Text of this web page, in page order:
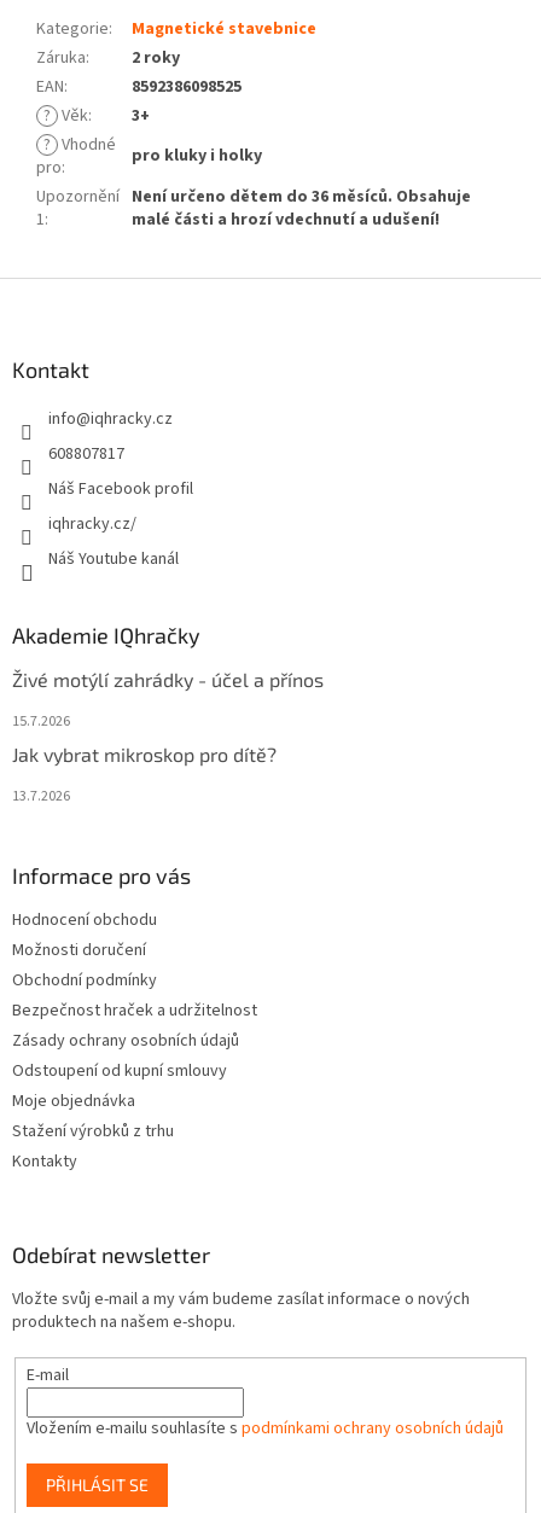
Kategorie:
Magnetické stavebnice
Záruka:
2 roky
EAN:
8592386098525
? Věk:
3+
? Vhodné
pro:
pro kluky i holky
Upozornění
1:
Není určeno dětem do 36 měsíců. Obsahuje
malé části a hrozí vdechnutí a udušení!
Kontakt
info@iqhracky.cz
608807817
Náš Facebook profil
iqhracky.cz/
Náš Youtube kanál
Akademie IQhračky
Živé motýlí zahrádky - účel a přínos
15.7.2026
Jak vybrat mikroskop pro dítě?
13.7.2026
Informace pro vás
Hodnocení obchodu
Možnosti doručení
Obchodní podmínky
Bezpečnost hraček a udržitelnost
Zásady ochrany osobních údajů
Odstoupení od kupní smlouvy
Moje objednávka
Stažení výrobků z trhu
Kontakty
Odebírat newsletter
Vložte svůj e-mail a my vám budeme zasílat informace o nových
produktech na našem e-shopu.
E-mail
Vložením e-mailu souhlasíte s podmínkami ochrany osobních údajů
PŘIHLÁSIT SE